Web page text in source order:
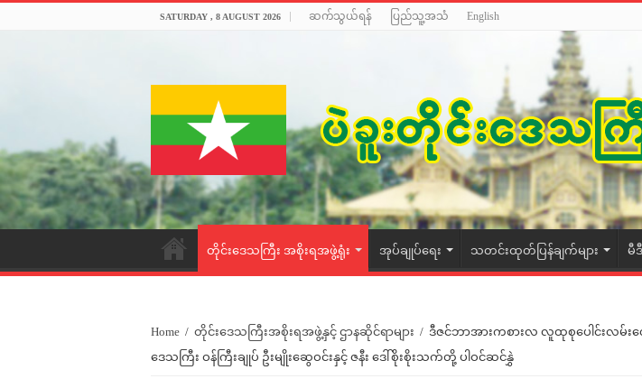
SATURDAY , 8 AUGUST 2026 ဆက်သွယ်ရန် ပြည်သူ့အသံ English
တိုင်းဒေသကြီး အစိုးရအဖွဲ့ရုံး အုပ်ချုပ်ရေး သတင်းထုတ်ပြန်ချက်များ မီ
Home / တိုင်းဒေသကြီးအစိုးရအဖွဲ့နှင့် ဌာနဆိုင်ရာများ / ဒီဇင်ဘာအားကစားလ လူထုစုပေါင်းလမ်း
ဒေသကြီး ဝန်ကြီးချုပ် ဦးမျိုးဆွေဝင်းနှင့် ဇနီး ဒေါ်စိုးစိုးသက်တို့ ပါဝင်ဆင်နွှဲ